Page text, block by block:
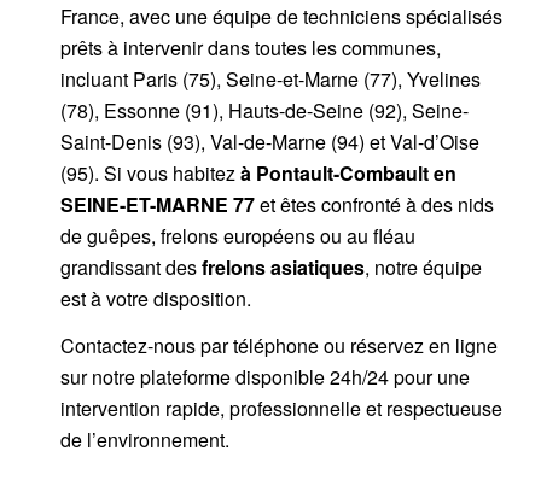
France, avec une équipe de techniciens spécialisés
prêts à intervenir dans toutes les communes,
incluant Paris (75), Seine-et-Marne (77), Yvelines
(78), Essonne (91), Hauts-de-Seine (92), Seine-
Saint-Denis (93), Val-de-Marne (94) et Val-d’Oise
(95). Si vous habitez à Pontault-Combaulten
SEINE-ET-MARNE 77et êtes confronté à des nids
de guêpes, frelons européens ou au fléau
grandissant desfrelons asiatiques, notre équipe
est à votre disposition.
Contactez-nous partéléphoneou réservez en ligne
sur notre plateforme disponible 24h/24pour une
intervention rapide, professionnelle et respectueuse
de l’environnement.